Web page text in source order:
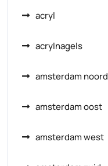
acryl
acrylnagels
amsterdam noord
amsterdam oost
amsterdam west